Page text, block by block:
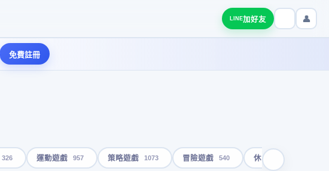
LINE加好友 👤
免費註冊
326 運動遊戲 957 策略遊戲 1073 冒險遊戲 540 休閒遊戲